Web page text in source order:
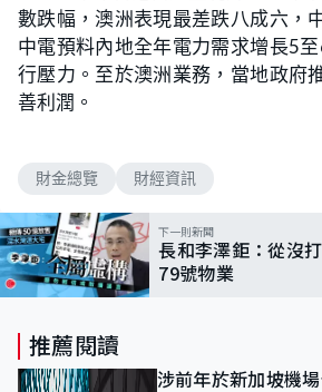
數跌幅，澳洲表現最差跌八成六，
中電預料內地全年電力需求增長5
行壓力。至於澳洲業務，當地政府
善利潤。
財金總覽 財經資訊
下一則新聞
長和李澤鉅：從沒
79號物業
推薦閱讀
涉前年於新加坡機